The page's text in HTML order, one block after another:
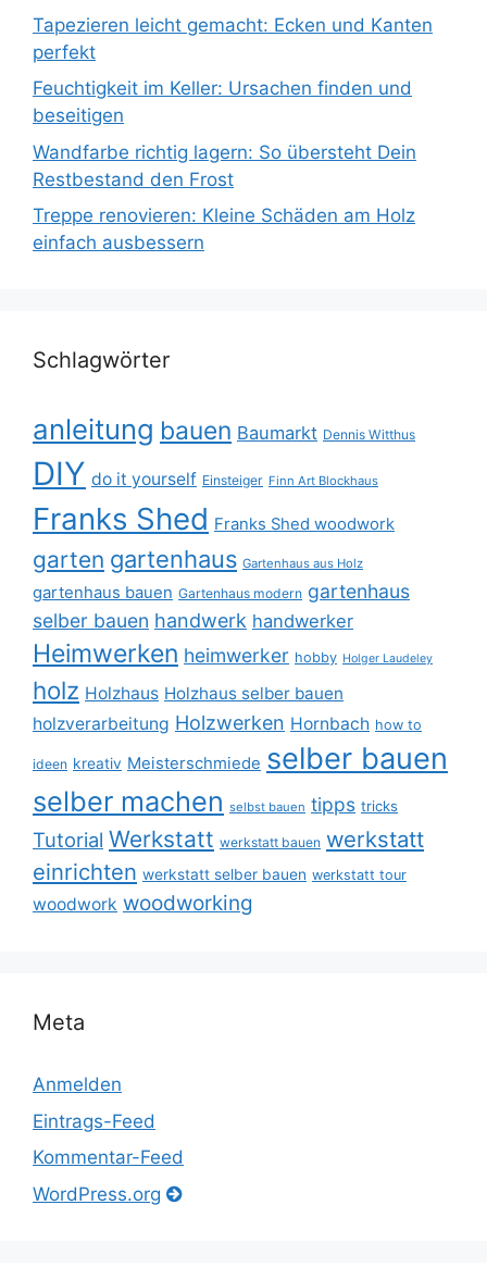
Tapezieren leicht gemacht: Ecken und Kanten
perfekt
Feuchtigkeit im Keller: Ursachen finden und
beseitigen
Wandfarbe richtig lagern: So übersteht Dein
Restbestand den Frost
Treppe renovieren: Kleine Schäden am Holz
einfach ausbessern
Schlagwörter
anleitung bauen Baumarkt Dennis Witthus
DIY do it yourself Einsteiger Finn Art Blockhaus
Franks Shed Franks Shed woodwork
garten gartenhaus Gartenhaus aus Holz
gartenhaus bauen Gartenhaus modern gartenhaus
selber bauen handwerk handwerker
Heimwerken heimwerker hobby Holger Laudeley
holz Holzhaus Holzhaus selber bauen
holzverarbeitung Holzwerken Hornbach how to
ideen kreativ Meisterschmiede selber bauen
selber machen selbst bauen tipps tricks
Tutorial Werkstatt werkstatt bauen werkstatt
einrichten werkstatt selber bauen werkstatt tour
woodwork woodworking
Meta
Anmelden
Eintrags-Feed
Kommentar-Feed
WordPress.org